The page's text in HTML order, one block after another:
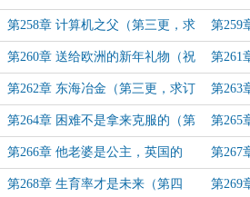
四更，求订阅） 更，求
第258章 计算机之父（第三更，求
订阅）
第259
更，求
第260章 送给欧洲的新年礼物（祝
大家新年快乐！加更！）
第261
新年快
第262章 东海冶金（第三更，求订
阅）
第263
阅）
第264章 困难不是拿来克服的（第
五更，求订阅。。）
第265
第266章 他老婆是公主，英国的
（第二更，求订阅）
第267
阅）
第268章 生育率才是未来（第四 第269